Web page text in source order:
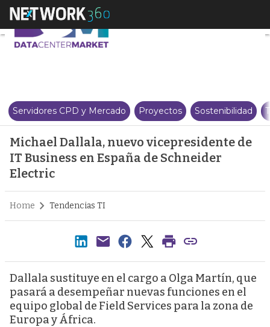
Michael Dallala, nuevo
Servidores CPD y Mercado Proyectos Sostenibilidad
Michael Dallala, nuevo vicepresidente de
IT Business en España de Schneider
Electric
Home Tendencias TI
Dallala sustituye en el cargo a Olga Martín, que
pasará a desempeñar nuevas funciones en el
equipo global de Field Services para la zona de
Europa y África.